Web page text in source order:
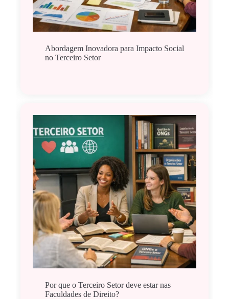
Abordagem Inovadora para Impacto Social
no Terceiro Setor
Por que o Terceiro Setor deve estar nas
Faculdades de Direito?